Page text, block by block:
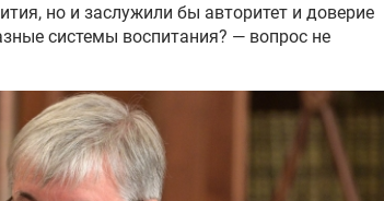
но и заслужили бы авторитет и доверие
системы воспитания? — вопрос не